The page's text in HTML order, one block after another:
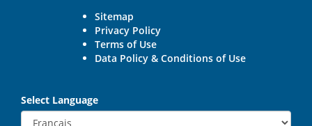
Sitemap
Privacy Policy
Terms of Use
Data Policy & Conditions of Use
Select Language